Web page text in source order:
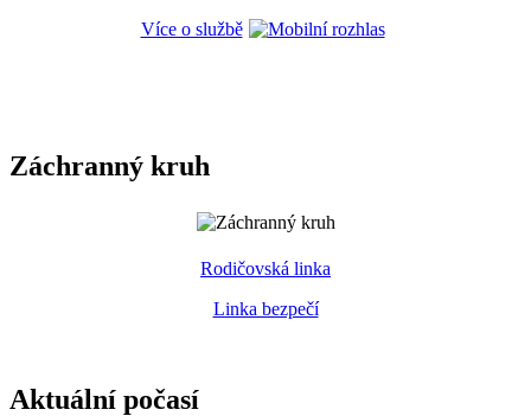
Více o službě
Záchranný kruh
Rodičovská linka
Linka bezpečí
Aktuální počasí